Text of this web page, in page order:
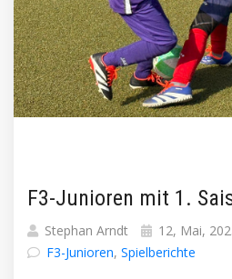
F3-Junioren mit 1.
Stephan Arndt
12, Mai,
F3-Junioren, Spielberichte